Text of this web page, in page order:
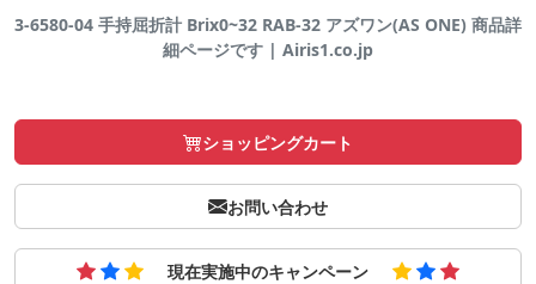
3-6580-04 手持屈折計 Brix0~32 RAB-32 アズワン(AS ONE) 商品詳
細ページです | Airis1.co.jp
ショッピングカート
お問い合わせ
現在実施中のキャンペーン